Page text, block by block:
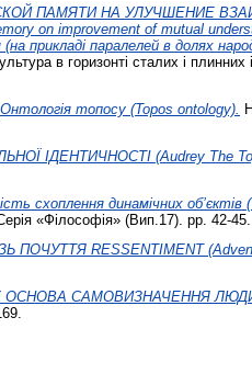
ПАМЯТИ НА УЛУЧШЕНИЕ
improvement of mutual
прикладі паралелей в долях
в горизонті сталих і
Онтологія топосу (Topos ontology).
ІДЕНТИЧНОСТІ (Audrey The
схоплення динамічних
«Філософія» (Вип.17). pp. 42-45.
RESSENTIMENT
САМОВИЗНАЧЕННЯ